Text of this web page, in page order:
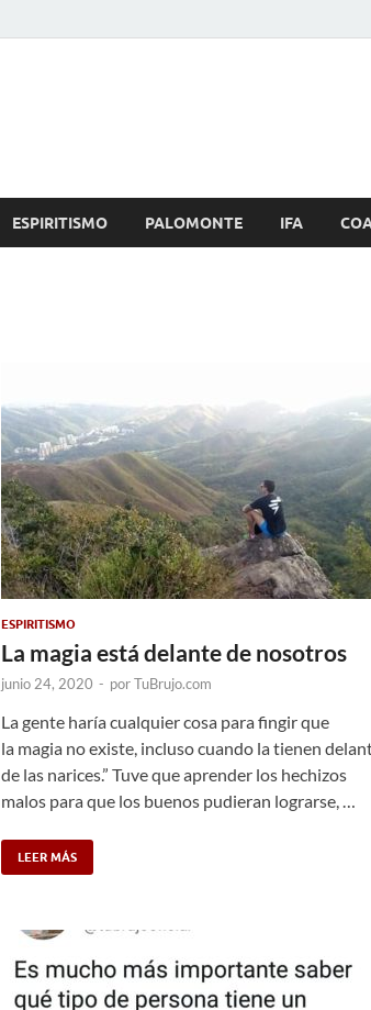
ESPIRITISMO PALOMONTE IFA
ESPIRITISMO
La magia está delante de nosotros
junio 24, 2020 - porTuBrujo.com
La gente haría cualquier cosa para fingir que
la magia no existe, incluso cuando la tienen
de las narices.” Tuve que aprender los hechizos
malos para que los buenos pudieran lograrse, …
LEER MÁS